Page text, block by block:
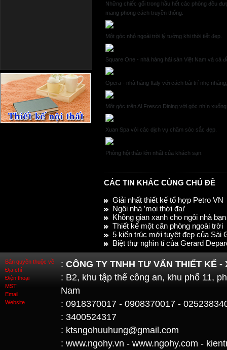
Những chiếc gối trong hầu hết các phòng đều
mang phong cách truyền thống.
Một góc nhỏ ngoài trời lý tưởng khi thời tiết đẹp.
Square One - nhà hàng hải sản Việt Nam và cả
Opera - nhà hàng Italy với cách bài trí nhẹ
Một góc trên Al Fresco Dining với góc nhìn
Xuan Spa với các dịch vụ chăm sóc sắc đẹp.
Phòng hội thảo lớn nhất của khách sạn.
CÁC TIN KHÁC CÙNG CHỦ ĐỀ
Giải nhất thiết kế tổ hợp Petro VN
Ngôi nhà ′mọi thời đại′
Không gian xanh cho ngôi nhà bạn
Thiết kế một căn phòng ngoài trời
5 kiến trúc mới tuyệt đẹp của Sài
Biệt thự nghìn tỉ của Gerard
Bản quyền thuộc về
Địa chỉ
Điện thoại
MST:
Email
Website
: CÔNG TY TNHH TƯ VẤN THIẾT KẾ -
: B2, khu tập thể công an, khu phố 11,
Nam
: 0918370017 - 0908370017 -
: 3400524317
: ktsngohuuhung@gmail.com
: www.ngohy.vn - www.ngohy.com -